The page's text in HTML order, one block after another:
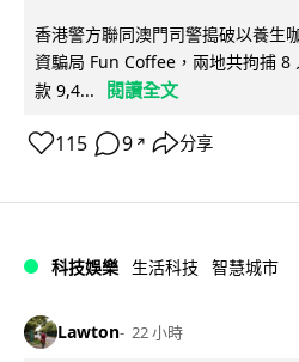
香港警方聯同澳門司警搗破以養生
資騙局 Fun Coffee，兩地共拘捕 8
款 9,4...
閱讀全文
115 9 ↗ 分享
科技娛樂 生活科技 智慧城市
Lawton 22 小時